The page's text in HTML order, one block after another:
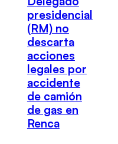
presidencial
(RM) no
descarta
acciones
legales por
accidente
de camión
de gas en
Renca